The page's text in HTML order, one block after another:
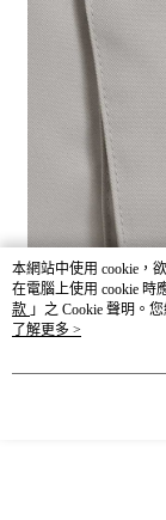
本網站中使用 cookie，
在電腦上使用 cookie 時
款 」之 Cookie 聲明。
之 Cookie 聲明使用
了解更多 >